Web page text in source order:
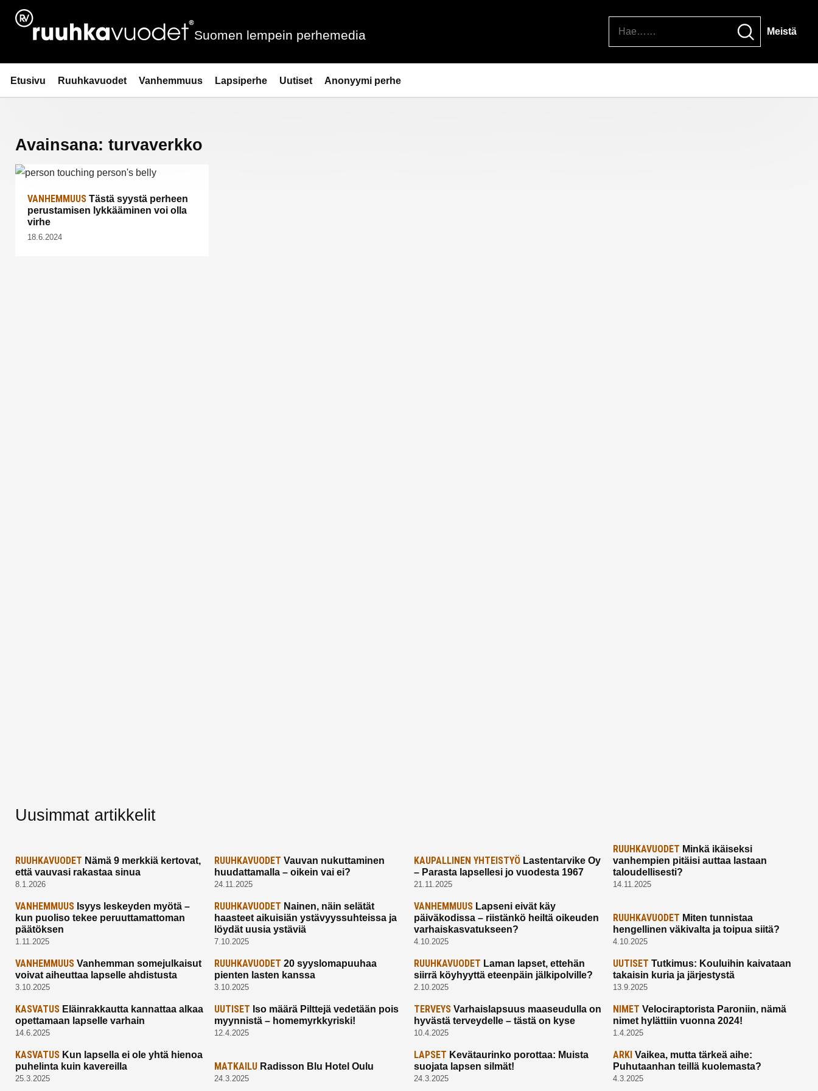
Siirry
sisältöön
Ruuhkavuodet.fi
Suomen lempein perhemedia Meistä
Etusivu Ruuhkavuodet Vanhemmuus Lapsiperhe Uutiset Anonyymi perhe
Avainsana: turvaverkko
VANHEMMUUS Tästä syystä perheen
perustamisen lykkääminen voi olla
virhe
18.6.2024
Uusimmat artikkelit
RUUHKAVUODET Nämä 9 merkkiä kertovat,
että vauvasi rakastaa sinua
8.1.2026
RUUHKAVUODET Vauvan nukuttaminen
huudattamalla – oikein vai ei?
24.11.2025
KAUPALLINEN YHTEISTYÖLastentarvike Oy
– Parasta lapsellesi jo vuodesta 1967
21.11.2025
RUUHKAVUODET Minkä ikäiseksi
vanhempien pitäisi auttaa lastaan
taloudellisesti?
14.11.2025
VANHEMMUUS Isyys leskeyden myötä –
kun puoliso tekee peruuttamattoman
päätöksen
1.11.2025
RUUHKAVUODET Nainen, näin selätät
haasteet aikuisiän ystävyyssuhteissa ja
löydät uusia ystäviä
7.10.2025
VANHEMMUUSLapseni eivät käy
päiväkodissa – riistänkö heiltä oikeuden
varhaiskasvatukseen?
4.10.2025
RUUHKAVUODET Miten tunnistaa
hengellinen väkivalta ja toipua siitä?
4.10.2025
VANHEMMUUS Vanhemman somejulkaisut
voivat aiheuttaa lapselle ahdistusta
3.10.2025
RUUHKAVUODET 20 syyslomapuuhaa
pienten lasten kanssa
3.10.2025
RUUHKAVUODET Laman lapset, ettehän
siirrä köyhyyttä eteenpäin jälkipolville?
2.10.2025
UUTISET Tutkimus: Kouluihin kaivataan
takaisin kuria ja järjestystä
13.9.2025
KASVATUS Eläinrakkautta kannattaa alkaa
opettamaan lapselle varhain
14.6.2025
UUTISET Iso määrä Pilttejä vedetään pois
myynnistä – homemyrkkyriski!
12.4.2025
TERVEYSVarhaislapsuus maaseudulla on
hyvästä terveydelle – tästä on kyse
10.4.2025
NIMET Velociraptorista Paroniin, nämä
nimet hylättiin vuonna 2024!
1.4.2025
KASVATUS Kun lapsella ei ole yhtä hienoa
puhelinta kuin kavereilla
25.3.2025
MATKAILU Radisson Blu Hotel Oulu
24.3.2025
LAPSET Kevätaurinko porottaa: Muista
suojata lapsen silmät!
24.3.2025
ARKI Vaikea, mutta tärkeä aihe:
Puhutaanhan teillä kuolemasta?
4.3.2025